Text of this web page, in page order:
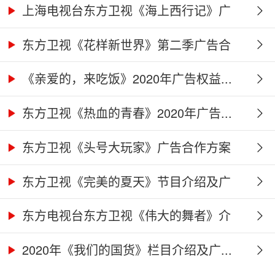
视...上海电视台东方卫视《海上西行记》广
告...东方卫视《花样新世界》第二季广告合
作...《亲爱的，来吃饭》2020年广告权益...
东方卫视《热血的青春》2020年广告...
东方卫视《头号大玩家》广告合作方案
东方卫视《完美的夏天》节目介绍及广
告...东方电视台东方卫视《伟大的舞者》介
绍...2020年《我们的国货》栏目介绍及广...